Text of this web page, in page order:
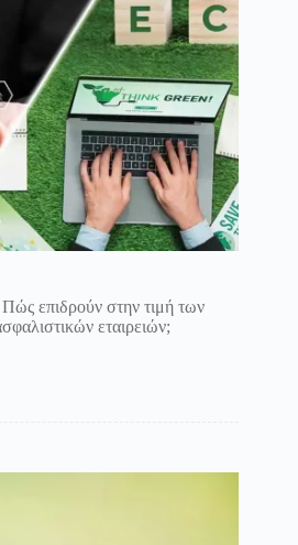
επιδρούν στην τιμή των
εταιρειών;